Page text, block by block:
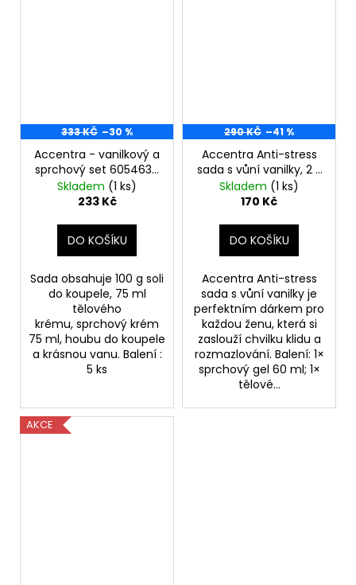
333 KČ –30 %
Accentra - vanilkový a
sprchový set 6054630
AC
Skladem (1 ks)
233 Kč
DO KOŠÍKU
Sada obsahuje 100 g soli
do koupele, 75 ml
tělového
krému, sprchový krém
75 ml, houbu do koupele
a krásnou vanu. Balení :
5 ks
290 KČ –41 %
Accentra Anti-stress
sada s vůní vanilky, 2 x
75ml + 100g
Skladem (1 ks)
170 Kč
DO KOŠÍKU
Accentra Anti-stress
sada s vůní vanilky je
perfektním dárkem pro
každou ženu, která si
zaslouží chvilku klidu a
rozmazlování. Balení: 1×
sprchový gel 60 ml; 1×
tělové...
AKCE